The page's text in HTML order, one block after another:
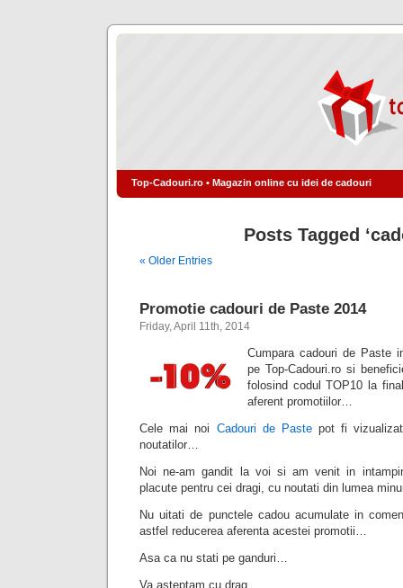
Top-Cadouri.ro • Magazin online cu idei de cadouri
Posts Tagged
« Older Entries
Promotie cadouri de Paste 2014
Friday, April 11th, 2014
Cumpara cadouri de Paste
pe Top-Cadouri.ro si
folosind codul TOP10 la
aferent promotiilor…
Cele mai noi Cadouri de Pastepot fi
noutatilor…
Noi ne-am gandit la voi si am venit in
placute pentru cei dragi, cu noutati din lumea
Nu uitati de punctele cadou acumulate in
astfel reducerea aferenta acestei promotii…
Asa ca nu stati pe ganduri…
Va asteptam cu drag,